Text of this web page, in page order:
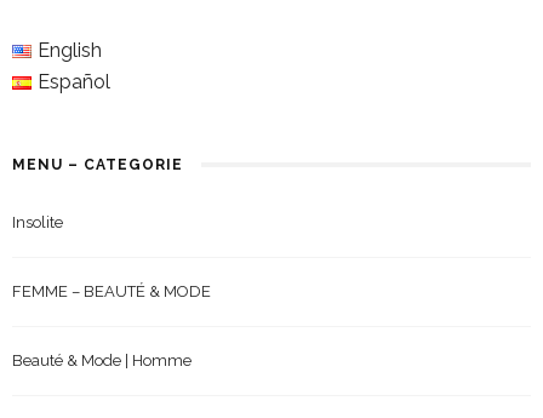
English
Español
MENU – CATEGORIE
Insolite
FEMME – BEAUTÉ & MODE
Beauté & Mode | Homme